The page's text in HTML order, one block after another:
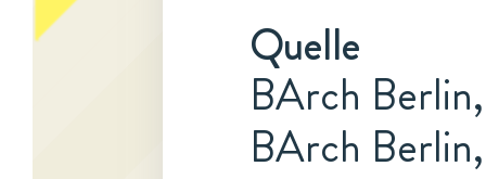
Quelle
BArch
BArch